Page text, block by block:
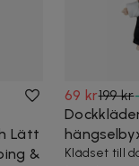
Lätt
&
69 kr199 kr-
Klädset till